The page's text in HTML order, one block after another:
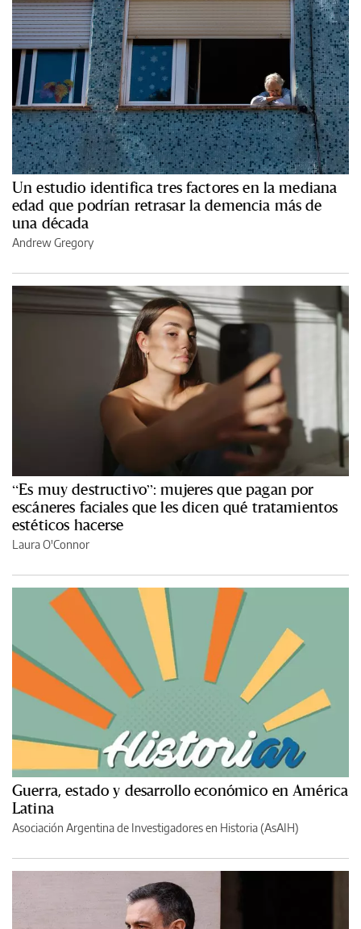
Un estudio identifica tres factores en la mediana
edad que podrían retrasar la demencia más de
una década
Andrew Gregory
“Es muy destructivo”: mujeres que pagan por
escáneres faciales que les dicen qué tratamientos
estéticos hacerse
Laura O'Connor
Guerra, estado y desarrollo económico en América
Latina
Asociación Argentina de Investigadores en Historia (AsAIH)